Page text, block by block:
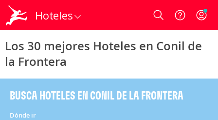
Hoteles Login
Los 30 mejores Hoteles en Conil de
la Frontera
BUSCA HOTELES EN CONIL DE LA FRONTERA
Dónde ir